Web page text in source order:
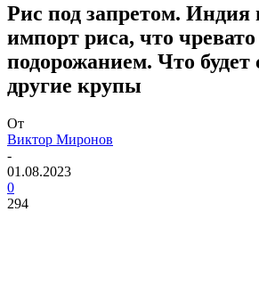
Рис под запретом. Индия
импорт риса, что чревато
подорожанием. Что будет
другие крупы
От
Виктор Миронов
-
01.08.2023
0
294